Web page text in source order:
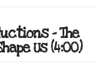
– The
Us (4:00)